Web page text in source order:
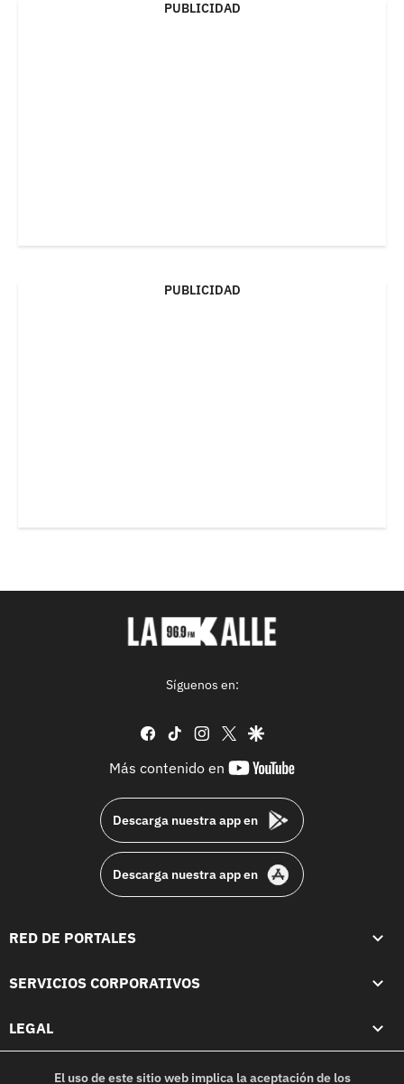
PUBLICIDAD
PUBLICIDAD
Síguenos en:
facebook
tiktok instagram
twittergoogle
Más contenido en
youtube-
Descarga nuestra app en
Descarga nuestra app en
RED DE PORTALES
SERVICIOS CORPORATIVOS
LEGAL
El uso de este sitio web implica la aceptación de los